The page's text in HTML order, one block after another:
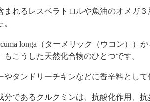
まれるレスベラトロルや魚油のオメガ
longa（ターメリック（ウコン））
もこうした天然化合物のひとつです。
やタンドリーチキンなどに香辛料として
分であるクルクミンは、抗酸化作用、